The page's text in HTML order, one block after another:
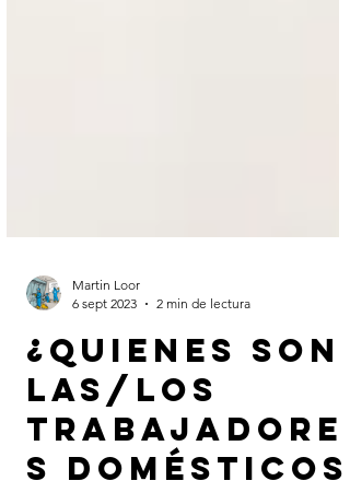
6 sept 2023
2 min de lectura
¿Quienes son
las/los
trabajadore